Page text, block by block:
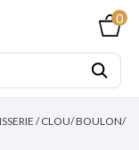
0
/ CLOU/ BOULON/